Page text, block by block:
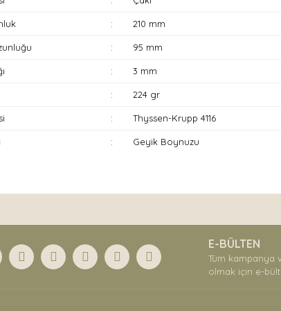
: 210 mm
: 95 mm
: 3 mm
: 224 gr
: Thyssen-Krupp 4116
: Geyik Boynuzu
açıklamasında eksik bilgiler bulunuyor.
E-BÜLTEN
Tüm kampanya
olmak için e-